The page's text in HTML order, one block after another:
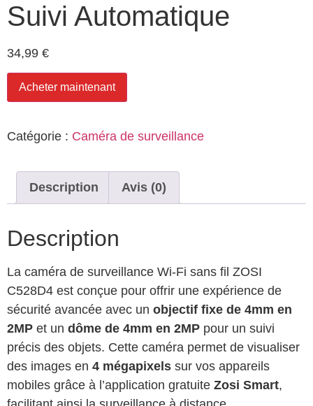
Suivi Automatique
34,99 €
Acheter maintenant
Catégorie : Caméra de surveillance
Description Avis (0)
Description
La caméra de surveillance Wi-Fi sans fil ZOSI
C528D4 est conçue pour offrir une expérience de
sécurité avancée avec un objectif fixe de 4mm en
2MP et un dôme de 4mm en 2MP pour un suivi
précis des objets. Cette caméra permet de visualiser
des images en 4 mégapixels sur vos appareils
mobiles grâce à l’application gratuite Zosi Smart,